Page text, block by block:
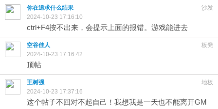
沙发
你在追求什么结果
2024-10-23 17:16:10
ctrl+F4按不出来，会提示上面的报错。游戏能进去
板凳
空谷佳人
2024-10-23 17:16:42
顶帖
地板
王树强
2024-10-23 17:37:16
这个帖子不回对不起自己！我想我是一天也不能离开GM